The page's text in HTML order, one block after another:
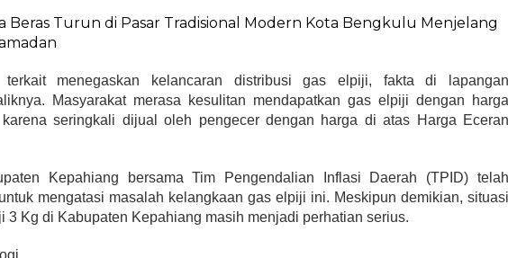
Beras Turun di Pasar Tradisional Modern Kota Bengkulu Menjelang
terkait menegaskan kelancaran distribusi gas elpiji, fakta di lapangan
Masyarakat merasa kesulitan mendapatkan gas elpiji dengan harga
seringkali dijual oleh pengecer dengan harga di atas Harga Eceran
Kepahiang bersama Tim Pengendalian Inflasi Daerah (TPID) telah
mengatasi masalah kelangkaan gas elpiji ini. Meskipun demikian, situasi
3 Kg di Kabupaten Kepahiang masih menjadi perhatian serius.